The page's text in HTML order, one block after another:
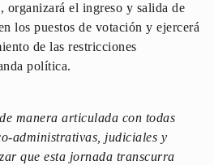
organizará el ingreso y salida de
los puestos de votación y ejercerá
de las restricciones
política.
manera articulada con todas
administrativas, judiciales y
que esta jornada transcurra